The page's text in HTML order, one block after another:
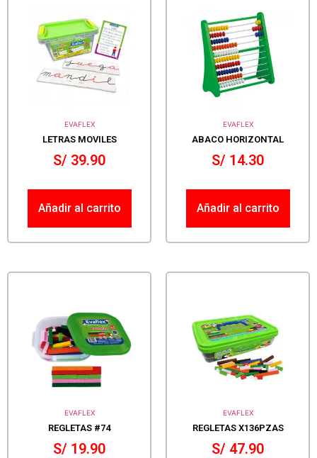
EVAFLEX
LETRAS MOVILES
S/ 39.90
Añadir al carrito
EVAFLEX
ABACO HORIZONTAL
S/ 14.30
Añadir al carrito
EVAFLEX
REGLETAS #74
S/ 19.90
EVAFLEX
REGLETAS X136PZAS
S/ 47.90